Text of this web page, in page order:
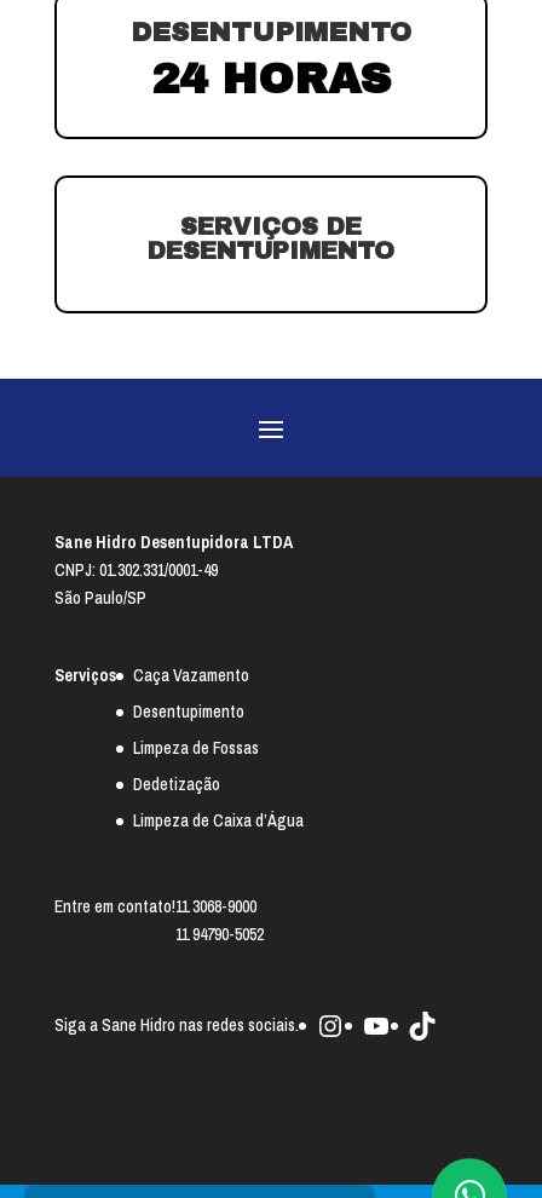
DESENTUPIMENTO
24 HORAS
SERVIÇOS DE
DESENTUPIMENTO
Sane Hidro Desentupidora LTDA
CNPJ: 01.302.331/0001-49
São Paulo/SP
Serviços
Caça Vazamento
Desentupimento
Limpeza de Fossas
Dedetização
Limpeza de Caixa d’Água
Entre em contato!11 3068-9000
11 94790-5052
Siga a Sane Hidro nas redes sociais. Instagram
YoutubeTikTok